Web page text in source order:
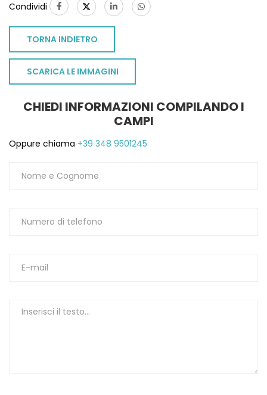
Condividi
TORNA INDIETRO
SCARICA LE IMMAGINI
CHIEDI INFORMAZIONI COMPILANDO I
CAMPI
Oppure chiama +39 348 9501245